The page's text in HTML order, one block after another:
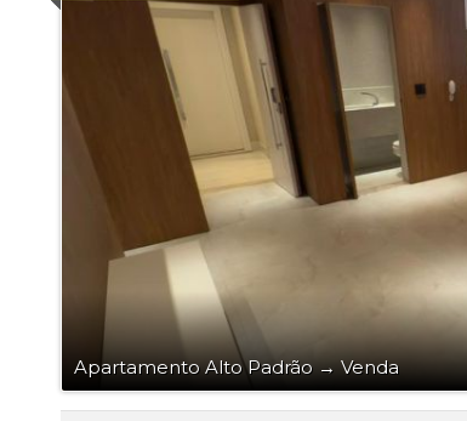
Apartamento Alto Padrão→Venda